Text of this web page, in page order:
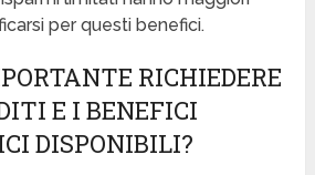
per questi benefici.
RICHIEDERE
E I BENEFICI
DISPONIBILI?